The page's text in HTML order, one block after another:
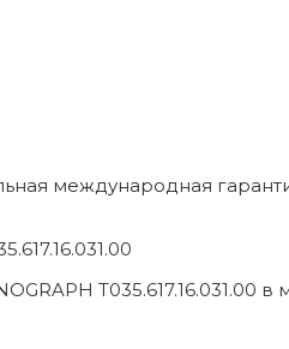
международная
T035.617.16.031.00